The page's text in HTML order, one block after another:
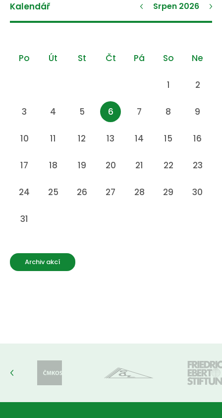
Kalendář Srpen 2026
Po Út St Čt Pá So Ne
1 2
3 4 5 6 7 8 9
10 11 12 13 14 15 16
17 18 19 20 21 22 23
24 25 26 27 28 29 30
31
Archiv akcí